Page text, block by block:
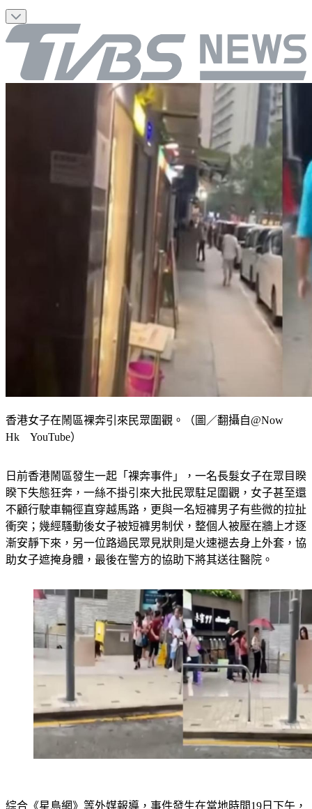
香港女子在鬧區裸奔引來民眾圍觀。（圖／翻攝自@Now
Hk YouTube）
日前香港鬧區發生一起「裸奔事件」，一名長髮女子在眾目睽
睽下失態狂奔，一絲不掛引來大批民眾駐足圍觀，女子甚至還
不顧行駛車輛徑直穿越馬路，更與一名短褲男子有些微的拉扯
衝突；幾經騷動後女子被短褲男制伏，整個人被壓在牆上才逐
漸安靜下來，另一位路過民眾見狀則是火速褪去身上外套，協
助女子遮掩身體，最後在警方的協助下將其送往醫院。
綜合《星島網》等外媒報導，事件發生在當地時間19日下午，